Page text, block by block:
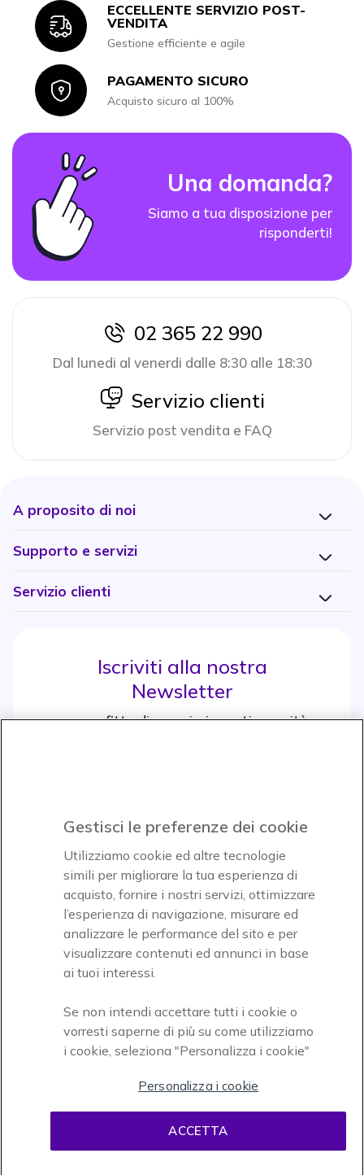
Icon
ECCELLENTE SERVIZIO POST-
VENDITA
Gestione efficiente e agile
IconPAGAMENTO SICURO
Acquisto sicuro al 100%
Una domanda?
Siamo a tua disposizione per
risponderti!
icon
02 365 22 990
Dal lunedi al venerdi dalle 8:30 alle 18:30
icon
Servizio clienti
Servizio post vendita e FAQ
A proposito di noi
Supporto e servizi
Servizio clienti
Iscriviti alla nostra
Newsletter
e approfitta di maggiori sconti e novità
Icon
Icon
Paga facilmente ed in assoluta sicurezza
Accettiamo
Gestisci le preferenze dei cookie
Utilizziamo cookie ed altre tecnologie
simili per migliorare la tua esperienza di
acquisto, fornire i nostri servizi, ottimizzare
l’esperienza di navigazione, misurare ed
analizzare le performance del sito e per
visualizzare contenuti ed annunci in base
ai tuoi interessi.
Se non intendi accettare tutti i cookie o
vorresti saperne di più su come utilizziamo
i cookie, seleziona "Personalizza i cookie"
Personalizza i cookie
ACCETTA